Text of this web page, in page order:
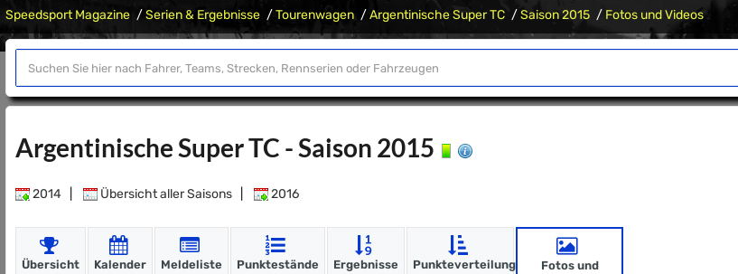
Speedsport Magazine Serien & Ergebnisse Tourenwagen Argentinische Super TC Saison 2015 Fotos und Videos
Argentinische Super TC - Saison 2015
2014 Übersicht aller Saisons 2016
Übersicht Kalender Meldeliste Punktestände Ergebnisse Punkteverteilung
Fotos und